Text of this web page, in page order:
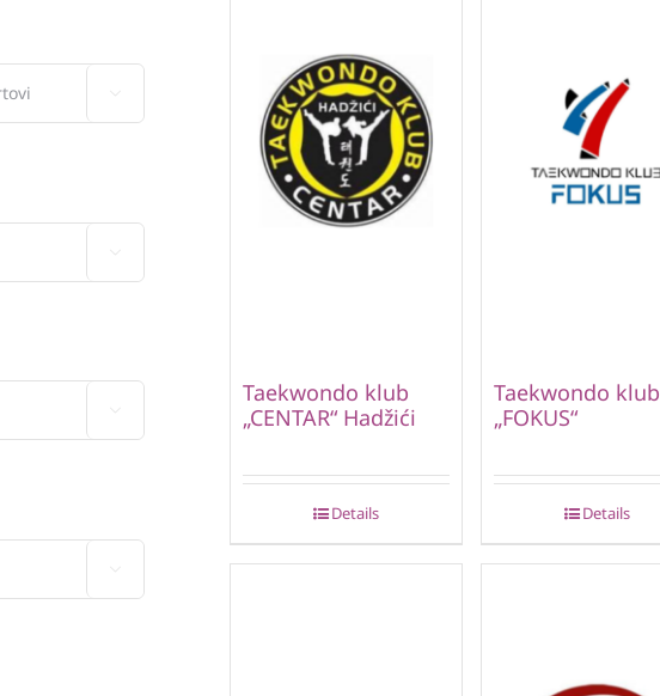
Taekwondo klub
„CENTAR“ Hadžići
Details
Taekwondo klub
„FOKUS“
Details